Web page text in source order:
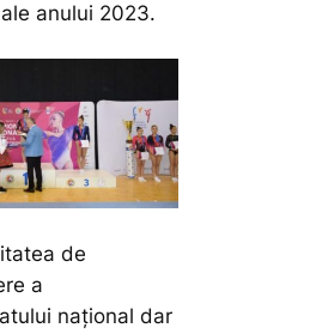
anului 2023.
de
a
național dar